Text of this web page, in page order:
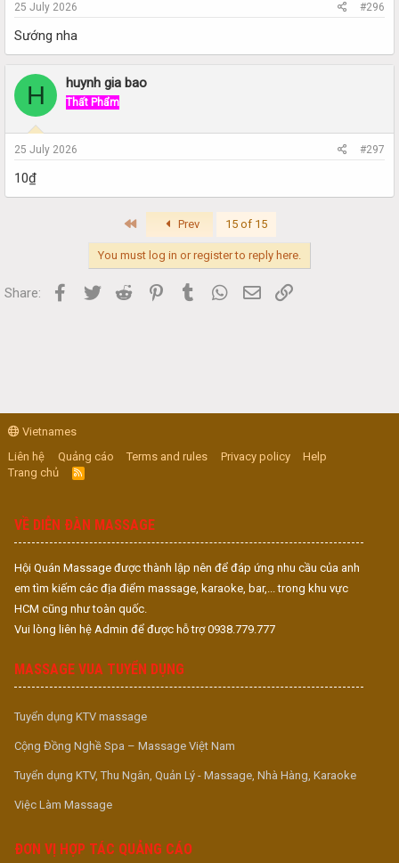
25 July 2026 #296
Sướng nha
H huynh gia bao
Thất Phẩm
25 July 2026 #297
10₫
Prev 15 of 15
You must log in or register to reply here.
Share: Facebook
Twitter Reddit PinterestTumblr WhatsApp
Email
Vietnames
Liên hệ
Quảng cáo Terms and rules Privacy policy
Help
Trang chủ
R
S
VỀ DIỄN ĐÀN MASSAGE
Hội Quán Massage được thành lập nên để đáp ứng nhu cầu của anh
em tìm kiếm các địa điểm massage, karaoke, bar,... trong khu vực
HCM cũng như toàn quốc.
Vui lòng liên hệ Admin để được hỗ trợ 0938.779.777
MASSAGE VUA TUYỂN DỤNG
Tuyển dụng KTV massage
Cộng Đồng Nghề Spa – Massage Việt Nam
Tuyển dụng KTV, Thu Ngân, Quản Lý - Massage, Nhà Hàng, Karaoke
Việc Làm Massage
ĐƠN VỊ HỢP TÁC QUẢNG CÁO